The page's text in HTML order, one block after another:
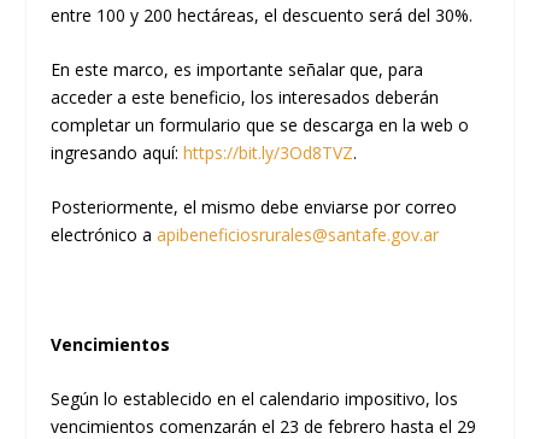
entre 100 y 200 hectáreas, el descuento será del 30%.
En este marco, es importante señalar que, para
acceder a este beneficio, los interesados deberán
completar un formulario que se descarga en la web o
ingresando aquí:https://bit.ly/3Od8TVZ.
Posteriormente, el mismo debe enviarse por correo
electrónico aapibeneficiosrurales@santafe.gov.ar
Vencimientos
Según lo establecido en el calendario impositivo, los
vencimientos comenzarán el 23 de febrero hasta el 29